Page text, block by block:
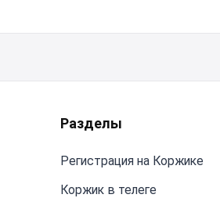
Разделы
Регистрация на Коржике
Коржик в телеге